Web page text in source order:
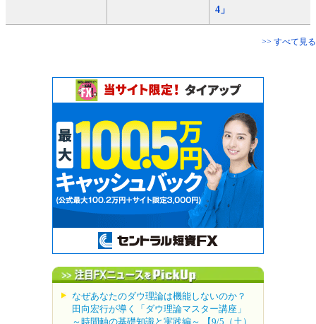
4」
>> すべて見る
なぜあなたのダウ理論は機能しないのか？
田向宏行が導く「ダウ理論マスター講座」
～時間軸の基礎知識と実践編～ 【9/5（土）